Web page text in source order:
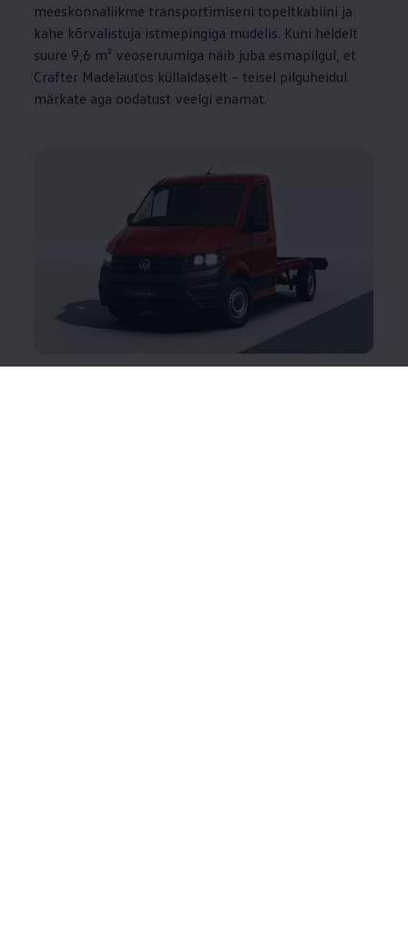
meeskonnaliikme transportimiseni topeltkabiini ja
kahe kõrvalistuja istmepingiga mudelis. Kuni heldelt
suure 9,6 m² veoseruumiga näib juba esmapilgul, et
Crafter Madelautos küllaldaselt – teisel pilguheidul
märkate aga oodatust veelgi enamat.